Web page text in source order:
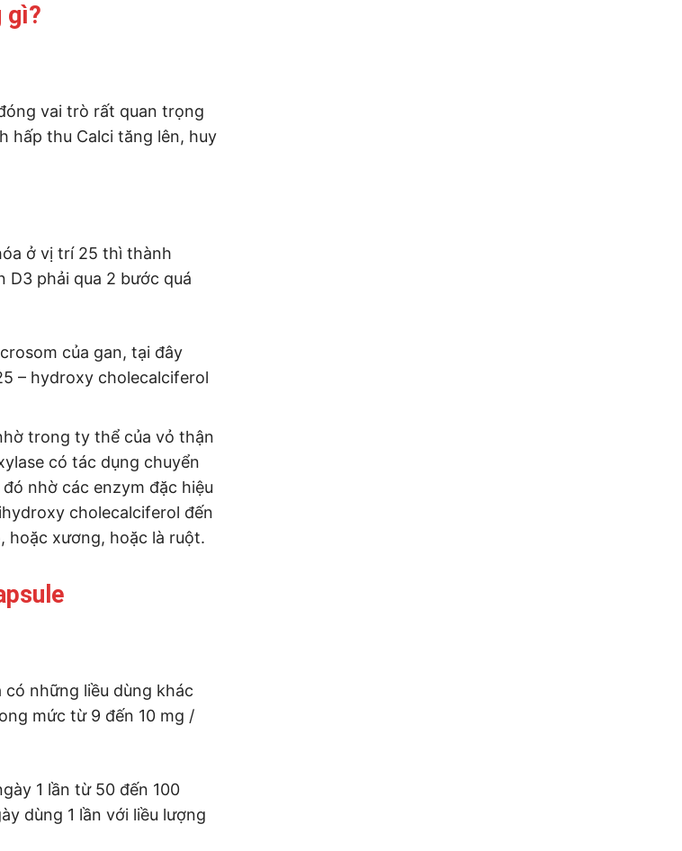
gì?
vai trò rất quan trọng
hấp thu Calci tăng lên, huy
ở vị trí 25 thì thành
D3 phải qua 2 bước quá
của gan, tại đây
– hydroxy cholecalciferol
trong ty thể của vỏ thận
có tác dụng chuyển
nhờ các enzym đặc hiệu
cholecalciferol đến
hoặc xương, hoặc là ruột.
những liều dùng khác
mức từ 9 đến 10 mg /
1 lần từ 50 đến 100
dùng 1 lần với liều lượng